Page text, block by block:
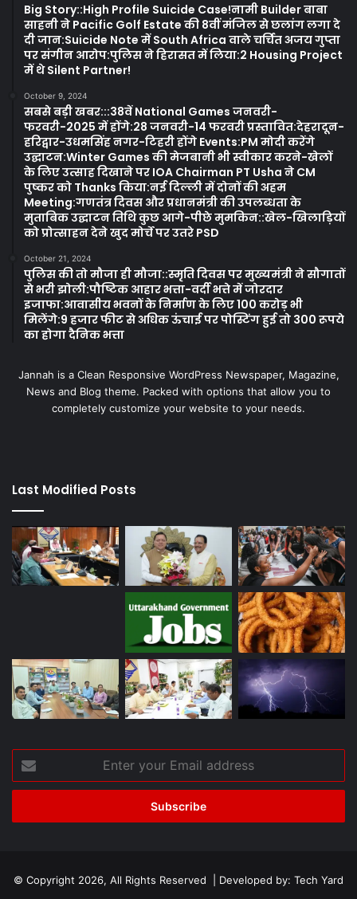
Big Story::High Profile Suicide Case!नामी Builder बाबा
साहनी ने Pacific Golf Estate की 8वीं मंजिल से छलांग लगा दे
दी जान:Suicide Note में South Africa वाले चर्चित अजय गुप्ता
पर संगीन आरोप:पुलिस ने हिरासत में लिया:2 Housing Project
में थे Silent Partner!
October 9, 2024
सबसे बड़ी खबर:::38वें National Games जनवरी-
फरवरी-2025 में होंगे:28 जनवरी-14 फरवरी प्रस्तावित:देहरादून-
हरिद्वार-उधमसिंह नगर-टिहरी होंगे Events:PM मोदी करेंगे
उद्घाटन:Winter Games की मेजबानी भी स्वीकार करने-खेलों
के लिए उत्साह दिखाने पर IOA Chairman PT Usha ने CM
पुष्कर को Thanks किया:नई दिल्ली में दोनों की अहम
Meeting:गणतंत्र दिवस और प्रधानमंत्री की उपलब्धता के
मुताबिक उद्घाटन तिथि कुछ आगे-पीछे मुमकिन::खेल-खिलाड़ियों
को प्रोत्साहन देने खुद मोर्चे पर उतरे PSD
October 21, 2024
पुलिस की तो मौजा ही मौजा::स्मृति दिवस पर मुख्यमंत्री ने सौगातों
से भरी झोली:पौष्टिक आहार भत्ता-वर्दी भत्ते में जोरदार
इजाफा:आवासीय भवनों के निर्माण के लिए 100 करोड़ भी
मिलेंगे:9 हजार फीट से अधिक ऊंचाई पर पोस्टिंग हुई तो 300 रूपये
का होगा दैनिक भत्ता
Jannah is a Clean Responsive WordPress Newspaper, Magazine,
News and Blog theme. Packed with options that allow you to
completely customize your website to your needs.
Last Modified Posts
Enter
your
Email
© Copyright 2026, All Rights Reserved | Developed by: Tech Yard